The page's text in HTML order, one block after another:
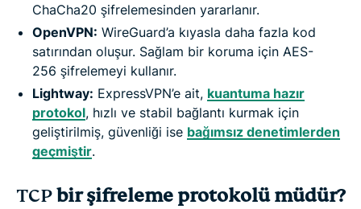
ChaCha20 şifrelemesinden yararlanır.
OpenVPN: WireGuard’a kıyasla daha fazla kod
satırından oluşur. Sağlam bir koruma için AES-
256 şifrelemeyi kullanır.
Lightway: ExpressVPN’e ait, kuantuma hazır
protokol, hızlı ve stabil bağlantı kurmak için
geliştirilmiş, güvenliği ise bağımsız denetimlerden
geçmiştir.
TCPbir şifreleme protokolü müdür?